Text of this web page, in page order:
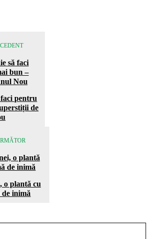
pentru
de
o plantă cu
inimă